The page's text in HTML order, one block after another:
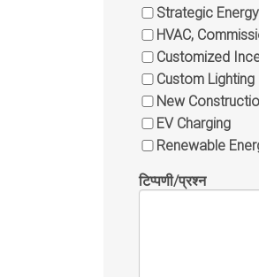
Strategic
HVAC,
Customized
Custom
New
EV Charging
Renewable
टिप्पणी/प्रश्न